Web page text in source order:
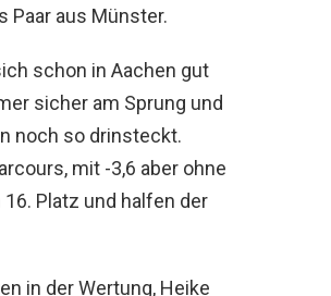
Paar aus Münster.
schon in Aachen gut
sicher am Sprung und
noch so drinsteckt.
mit -3,6 aber ohne
Platz und halfen der
in der Wertung, Heike